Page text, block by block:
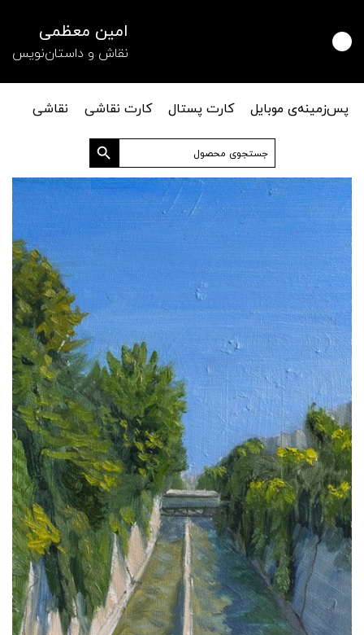
امین معظمی
نقاش و داستان‌نویس
پس‌زمینه‌ی موبایل کارت پستال کارت نقاشی
نقاشی
جستجو
برای:
دکمه جستجو